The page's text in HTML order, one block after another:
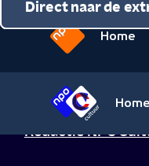
Direct naar de
Direct naar de
Direct naar de
beginpagina
van
Home
Home
Redactie NPO